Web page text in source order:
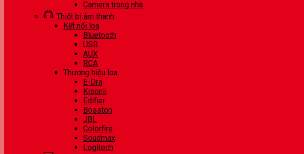
Camera trong nhà
Thiết bị âm thanh
Kết nối loa
Bluetooth
USB
AUX
RCA
Thương hiệu loa
E-Dra
Kisonli
Edifier
Bosston
JBL
Colorfire
Soudmax
Logitech